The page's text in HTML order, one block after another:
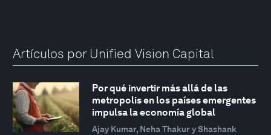
Artículos por Unified Vision Capital
Por qué invertir más allá de las
metropolis en los países emergentes
impulsa la economía global
Ajay Kumar, Neha Thakur y Shashank